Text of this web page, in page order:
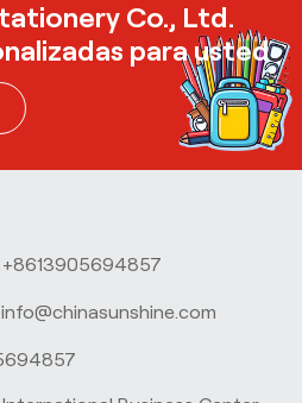
Co., Ltd.
para usted
+8613905694857
info@chinasunshine.com